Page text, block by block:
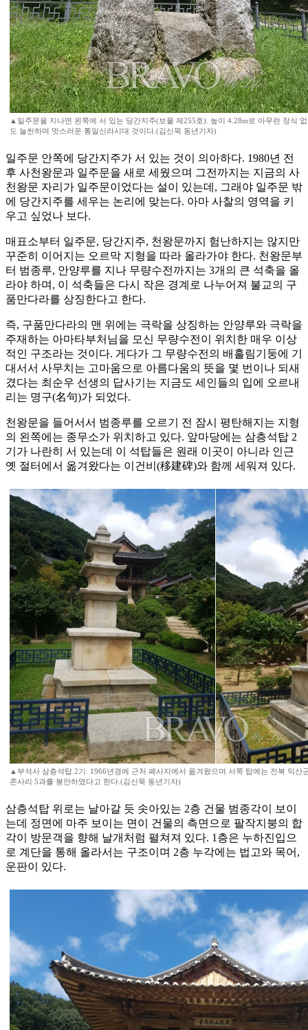
▲일주문을 지나면 왼쪽에 서 있는 당간지주(보물 제255호). 높이 4.28m로 아무런 장식
도 늘씬하며 멋스러운 통일신라시대 것이다.(김신묵 동년기자)
일주문 안쪽에 당간지주가 서 있는 것이 의아하다. 1980년 전
후 사천왕문과 일주문을 새로 세웠으며 그전까지는 지금의 사
천왕문 자리가 일주문이었다는 설이 있는데, 그래야 일주문 밖
에 당간지주를 세우는 논리에 맞는다. 아마 사찰의 영역을 키
우고 싶었나 보다.
매표소부터 일주문, 당간지주, 천왕문까지 험난하지는 않지만
꾸준히 이어지는 오르막 지형을 따라 올라가야 한다. 천왕문부
터 범종루, 안양루를 지나 무량수전까지는 3개의 큰 석축을 올
라야 하며, 이 석축들은 다시 작은 경계로 나누어져 불교의 구
품만다라를 상징한다고 한다.
즉, 구품만다라의 맨 위에는 극락을 상징하는 안양루와 극락을
주재하는 아마타부처님을 모신 무량수전이 위치한 매우 이상
적인 구조라는 것이다. 게다가 그 무량수전의 배흘림기둥에 기
대서서 사무치는 고마움으로 아름다움의 뜻을 몇 번이나 되새
겼다는 최순우 선생의 답사기는 지금도 세인들의 입에 오르내
리는 명구(名句)가 되었다.
천왕문을 들어서서 범종루를 오르기 전 잠시 평탄해지는 지형
의 왼쪽에는 종무소가 위치하고 있다. 앞마당에는 삼층석탑 2
기가 나란히 서 있는데 이 석탑들은 원래 이곳이 아니라 인근
옛 절터에서 옮겨왔다는 이건비(移建碑)와 함께 세워져 있다.
▲부석사 삼층석탑 2기. 1966년경에 근처 폐사지에서 옮겨왔으며 서쪽 탑에는 전북 익산
존사리 5과를 봉안하였다고 한다.(김신묵 동년기자)
삼층석탑 위로는 날아갈 듯 솟아있는 2층 건물 범종각이 보이
는데 정면에 마주 보이는 면이 건물의 측면으로 팔작지붕의 합
각이 방문객을 향해 날개처럼 펼쳐져 있다. 1층은 누하진입으
로 계단을 통해 올라서는 구조이며 2층 누각에는 법고와 목어,
운판이 있다.